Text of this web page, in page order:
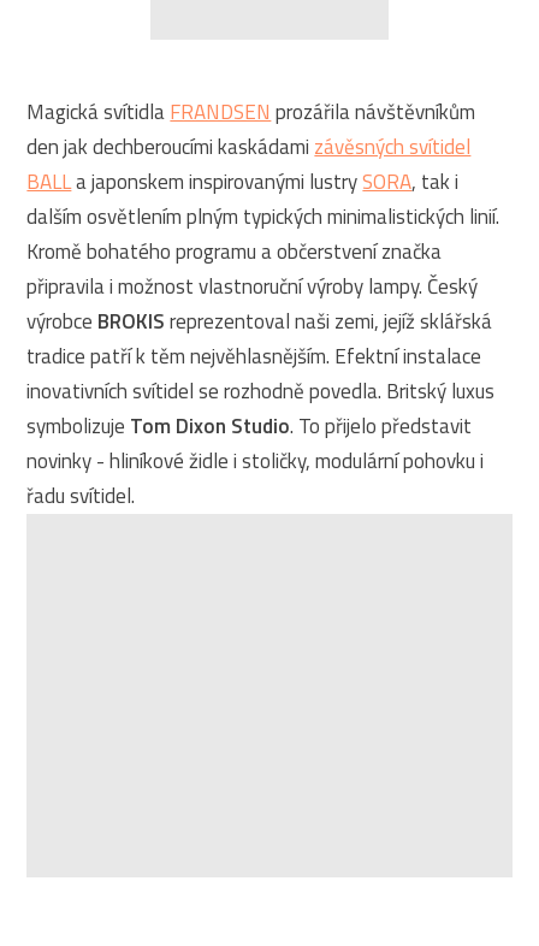
Magická svítidlaFRANDSEN prozářila návštěvníkům
den jak dechberoucími kaskádami závěsných svítidel
BALLa japonskem inspirovanými lustrySORA, tak i
dalším osvětlením plným typických minimalistických linií.
Kromě bohatého programu a občerstvení značka
připravila i možnost vlastnoruční výroby lampy. Český
výrobce BROKISreprezentoval naši zemi, jejíž sklářská
tradice patří k těm nejvěhlasnějším. Efektní instalace
inovativních svítidel se rozhodně povedla. Britský luxus
symbolizuje Tom Dixon Studio. To přijelo představit
novinky - hliníkové židle i stoličky, modulární pohovku i
řadu svítidel.